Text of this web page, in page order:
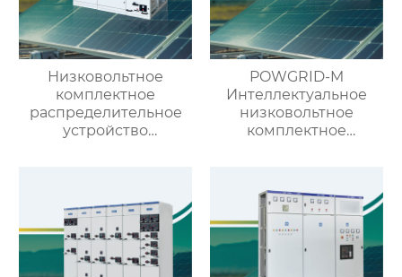
Низковольтное
комплектное
распределительное
устройство
POWGRID-M
Интеллектуальное
низковольтное
комплектное